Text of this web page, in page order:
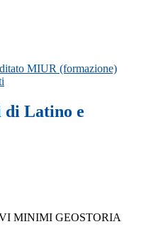
MIUR (formazione)
Latino e
MINIMI GEOSTORIA